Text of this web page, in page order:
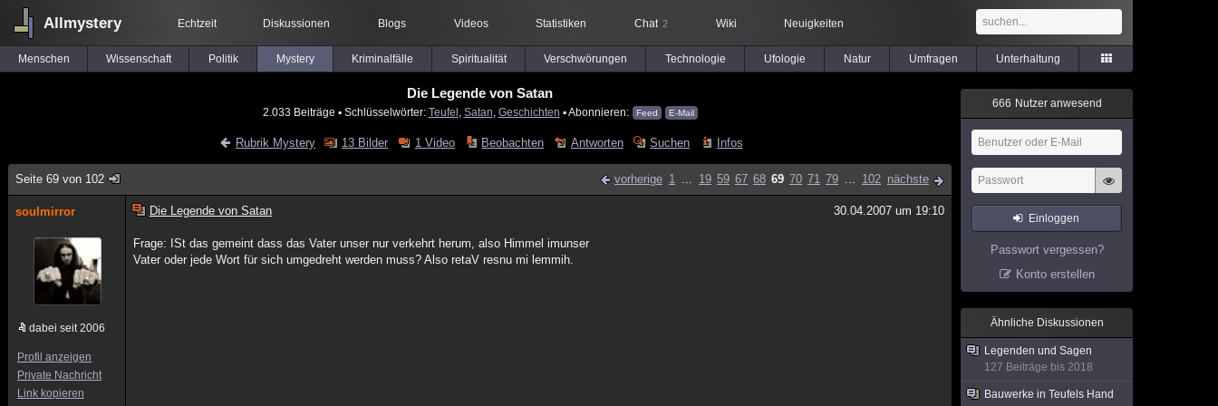
Allmystery Echtzeit Diskussionen Blogs Videos Statistiken Chat 2 Wiki Neuigkeiten
Menschen Wissenschaft Politik Mystery Kriminalfälle Spiritualität Verschwörungen Technologie Ufologie Natur Umfragen Unterhaltung
Die Legende von Satan
2.033 Beiträge ▪ Schlüsselwörter: Teufel Satan Geschichten ▪ Abonnieren: Feed E-Mail
Rubrik Mystery 13 Bilder 1 Video Beobachten Antworten Suchen Infos
Seite 69 von 102 vorherige 1 ... 19 59 67 68 69 70 71 79 ... 102 nächste
soulmirror
dabei seit 2006
Profil anzeigen
Private Nachricht
Link kopieren
Die Legende von Satan 30.04.2007 um 19:10
Frage: ISt das gemeint dass das Vater unser nur verkehrt herum, also Himmel imunser
Vater oder jede Wort für sich umgedreht werden muss? Also retaV resnu mi lemmih.
666 Nutzer anwesend
Einloggen
Passwort vergessen?
Konto erstellen
Ähnliche Diskussionen
Legenden und Sagen
127 Beiträge bis 2018
Bauwerke in Teufels Hand